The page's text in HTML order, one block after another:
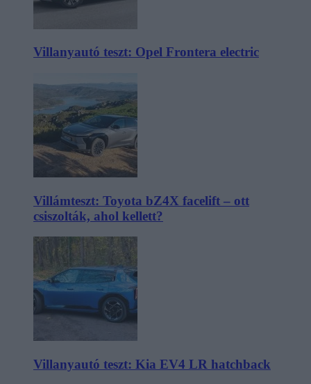
Villanyautó teszt: Opel Frontera electric
Villámteszt: Toyota bZ4X facelift – ott
csiszolták, ahol kellett?
Villanyautó teszt: Kia EV4 LR hatchback